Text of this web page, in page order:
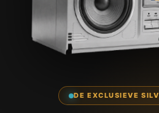
DE EXCLUSIEVE